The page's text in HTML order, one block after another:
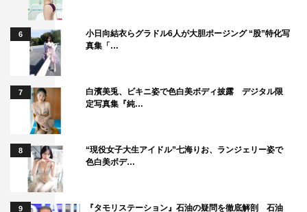
毎週（月）後9時～9時54分
※初回30分拡大（後9時～10時24分）
＜出演者＞
ディーン・フジオカ
岩田剛典
ほか
6
小日向結衣らグラドル6人が大胆ポージング “股”特化写
真集「…
7
白濱美兎、ビキニ姿で色白美ボディ披露 デジタル限
定写真集『純…
8
“現役女子大生アイドル”七海りお、ランジェリー姿で
色白美ボデ…
9 『タモリステーション』石油の疑問を徹底解剖 石油